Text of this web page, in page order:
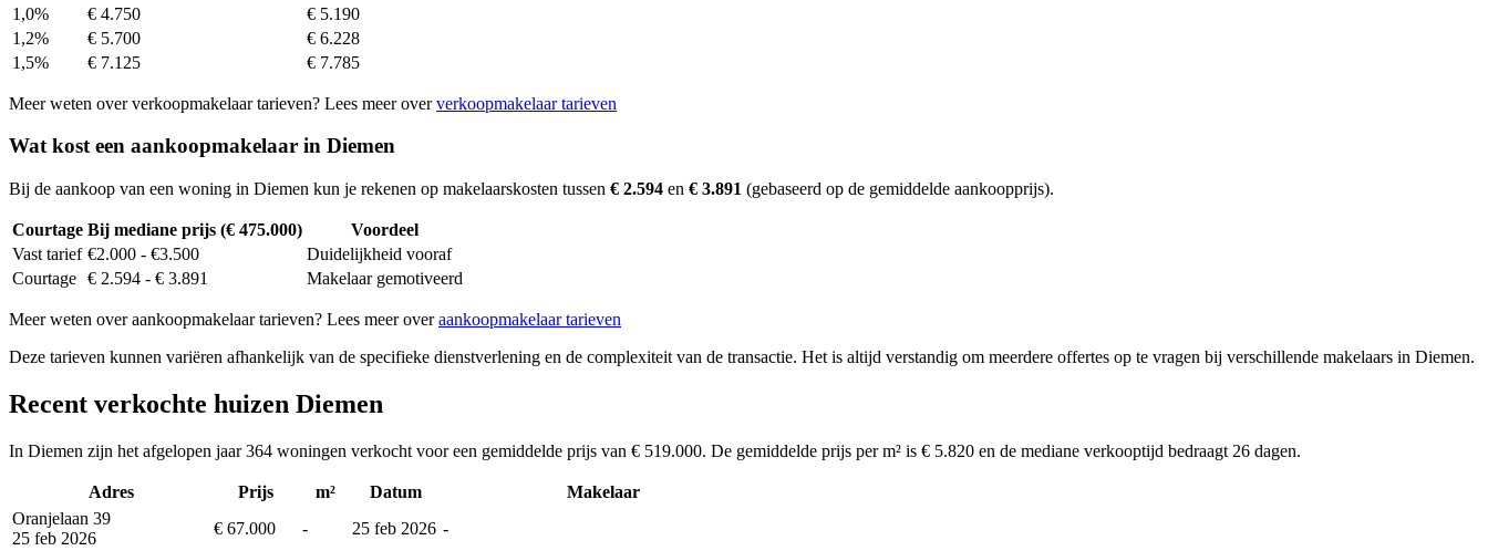
1,0%
€ 4.750
€ 5.190
1,2%
€ 5.700
€ 6.228
1,5%
€ 7.125 € 7.785
Meer weten over verkoopmakelaar tarieven? Lees meer oververkoopmakelaar tarieven
Wat kost een aankoopmakelaar in Diemen
Bij de aankoop van een woning in Diemen kun je rekenen op makelaarskosten tussen € 2.594 en € 3.891 (gebaseerd op de gemiddelde aankoopprijs).
Courtage Bij mediane prijs (€ 475.000)
Voordeel
Vast tarief €2.000 - €3.500
Duidelijkheid vooraf
Courtage € 2.594 - € 3.891 Makelaar gemotiveerd
Meer weten over aankoopmakelaar tarieven? Lees meer overaankoopmakelaar tarieven
Deze tarieven kunnen variëren afhankelijk van de specifieke dienstverlening en de complexiteit van de transactie. Het is altijd verstandig om meerdere offertes op te vragen bij verschillende makelaars in Diemen.
Recent verkochte huizen Diemen
In Diemen zijn het afgelopen jaar 364 woningen verkocht voor een gemiddelde prijs van € 519.000. De gemiddelde prijs per m² is € 5.820 en de mediane verkooptijd bedraagt 26 dagen.
Adres Prijs m² Datum
Makelaar
Oranjelaan 39
25 feb 2026
€ 67.000 - 25 feb 2026 -